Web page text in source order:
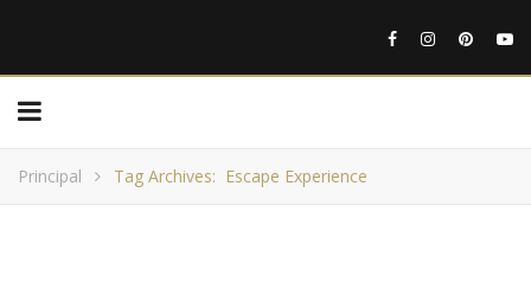
Principal Tag Archives: Escape Experience